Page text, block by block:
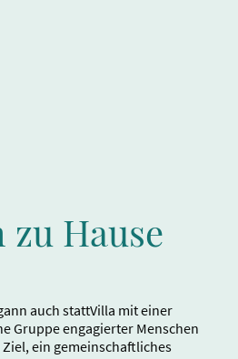
zu Hause
auch stattVilla mit einer
Gruppe engagierter Menschen
ein gemeinschaftliches